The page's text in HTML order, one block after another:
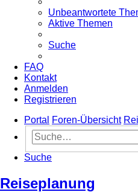
Unbeantwortete
Aktive Themen
Suche
FAQ
Kontakt
Anmelden
Registrieren
Portal
Foren-Übersicht
Suche
Reiseplanung